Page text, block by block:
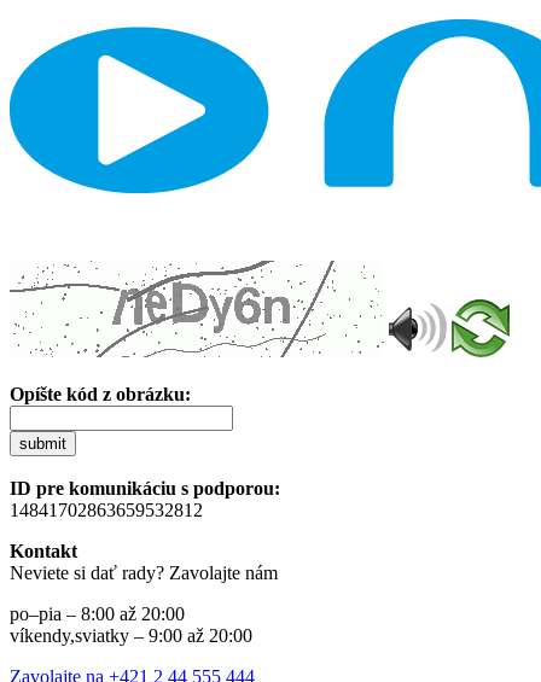
Opíšte kód z obrázku:
submit
ID pre komunikáciu s podporou:
14841702863659532812
Kontakt
Neviete si dať rady? Zavolajte nám
po–pia – 8:00 až 20:00
víkendy,sviatky – 9:00 až 20:00
Zavolajte na +421 2 44 555 444